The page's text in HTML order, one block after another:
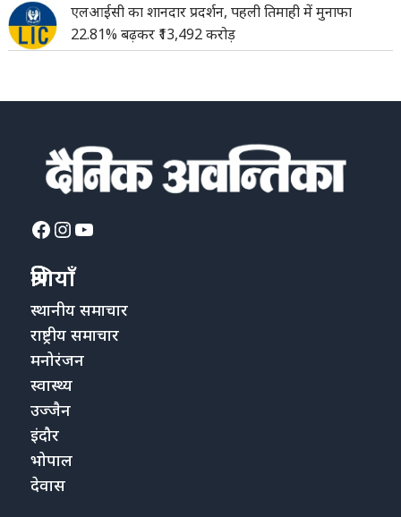
एलआईसी का शानदार प्रदर्शन, पहली तिमाही में मुनाफा
22.81% बढ़कर ₹13,492 करोड़
Facebook
Instagram
YouTube
श्रेणियाँ
स्थानीय समाचार
राष्ट्रीय समाचार
मनोरंजन
स्वास्थ्य
उज्जैन
इंदौर
भोपाल
देवास